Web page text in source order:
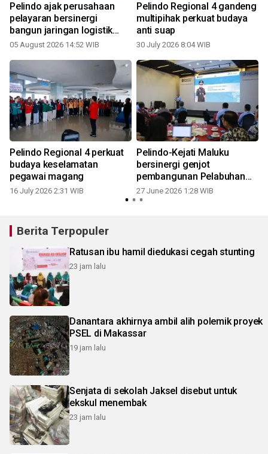
Pelindo ajak perusahaan
pelayaran bersinergi
bangun jaringan logistik
terpadu
05 August 2026 14:52 WIB
Pelindo Regional 4 gandeng
multipihak perkuat budaya
anti suap
30 July 2026 8:04 WIB
Pelindo Regional 4 perkuat
budaya keselamatan
pegawai magang
16 July 2026 2:31 WIB
Pelindo-Kejati Maluku
bersinergi genjot
pembangunan Pelabuhan
Ambon
27 June 2026 1:28 WIB
Berita Terpopuler
Ratusan ibu hamil diedukasi cegah stunting
23 jam lalu
Danantara akhirnya ambil alih polemik proyek
PSEL di Makassar
19 jam lalu
Senjata di sekolah Jaksel disebut untuk
ekskul menembak
23 jam lalu